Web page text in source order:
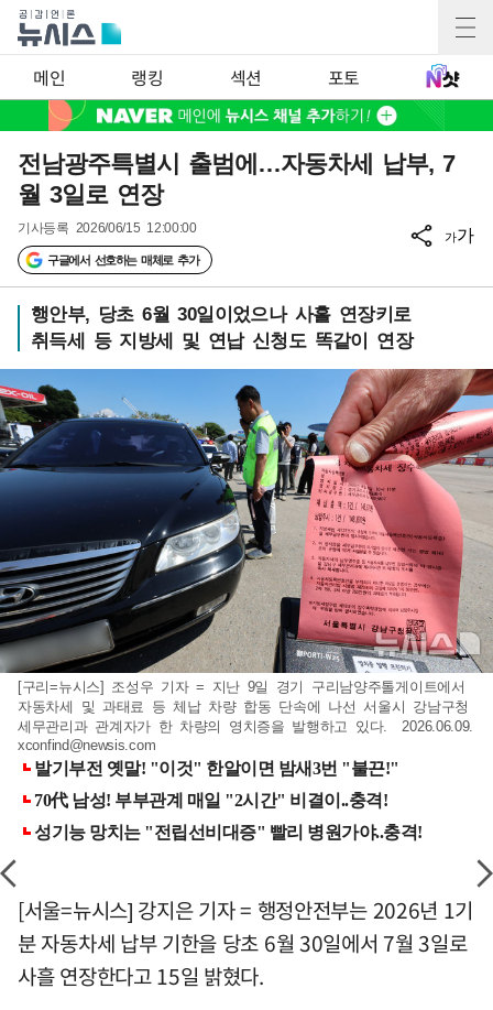
메인 랭킹 섹션 포토
전남광주특별시 출범에…자동차세 납부, 7
월 3일로 연장
기사등록 2026/06/15 12:00:00
구글에서 선호하는 매체로 추가
가가
행안부, 당초 6월 30일이었으나 사흘 연장키로
취득세 등 지방세 및 연납 신청도 똑같이 연장
[구리=뉴시스] 조성우 기자 = 지난 9일 경기 구리남양주톨게이트에서
자동차세 및 과태료 등 체납 차량 합동 단속에 나선 서울시 강남구청
세무관리과 관계자가 한 차량의 영치증을 발행하고 있다. 2026.06.09.
xconfind@newsis.com
[서울=뉴시스] 강지은 기자 = 행정안전부는 2026년 1기
분 자동차세 납부 기한을 당초 6월 30일에서 7월 3일로
사흘 연장한다고 15일 밝혔다.